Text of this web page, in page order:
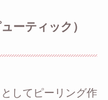
ーティック）
としてピーリング作